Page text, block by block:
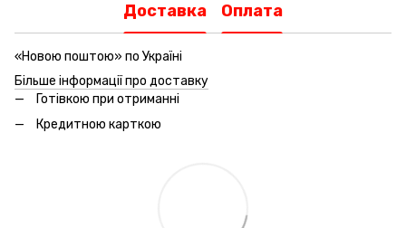
Доставка Оплата
«Новою поштою» по Україні
Більше інформації про доставку
Готівкою при отриманні
Кредитною карткою